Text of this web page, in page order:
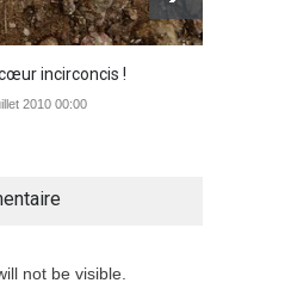
incirconcis !
2010 00:00
not be visible.